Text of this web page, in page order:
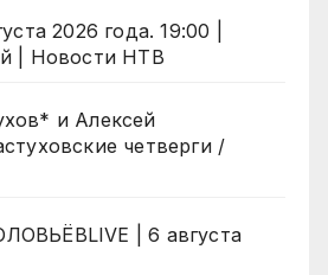
2026 года. 19:00 |
| Новости НТВ
и Алексей
четверги /
| 6 августа